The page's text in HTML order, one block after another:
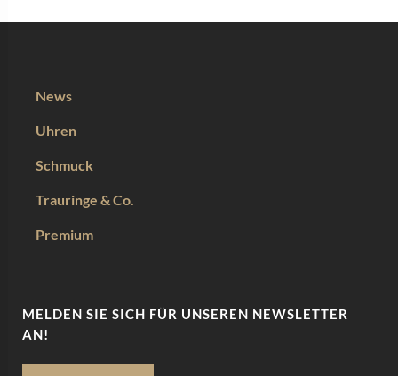
News
Uhren
Schmuck
Trauringe & Co.
Premium
MELDEN SIE SICH FÜR UNSEREN NEWSLETTER
AN!